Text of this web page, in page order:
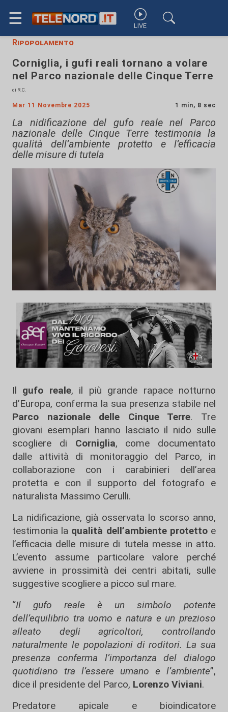
☰ LIVE
Ripopolamento
Corniglia, i gufi reali tornano a volare
nel Parco nazionale delle Cinque Terre
di R.C.
Mar 11 Novembre 2025 1 min, 8 sec
La nidificazione del gufo reale nel Parco
nazionale delle Cinque Terre testimonia la
qualità dell’ambiente protetto e l’efficacia
delle misure di tutela
Il gufo reale, il più grande rapace notturno
d’Europa, conferma la sua presenza stabile nel
Parco nazionale delle Cinque Terre. Tre
giovani esemplari hanno lasciato il nido sulle
scogliere di Corniglia, come documentato
dalle attività di monitoraggio del Parco, in
collaborazione con i carabinieri dell’area
protetta e con il supporto del fotografo e
naturalista Massimo Cerulli.
La nidificazione, già osservata lo scorso anno,
testimonia la qualità dell’ambiente protettoe
l’efficacia delle misure di tutela messe in atto.
L’evento assume particolare valore perché
avviene in prossimità dei centri abitati, sulle
suggestive scogliere a picco sul mare.
“Il gufo reale è un simbolo potente
dell’equilibrio tra uomo e natura e un prezioso
alleato degli agricoltori, controllando
naturalmente le popolazioni di roditori. La sua
presenza conferma l’importanza del dialogo
quotidiano tra l’essere umano e l’ambiente”,
dice il presidente del Parco, Lorenzo Viviani.
Predatore apicale e bioindicatore